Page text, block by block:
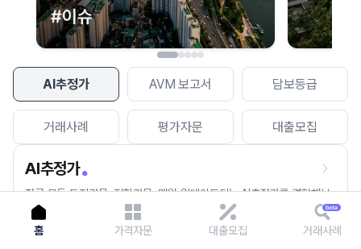
AI추정가 AVM 보고서 담보등급
거래사례 평가자문 대출모집
AI추정가
전국 모든 토지건물, 집합건물, 매월 업데이트되는 AI추정가를 경험해보
세요.
홈 가격자문 대출모집 거래사례